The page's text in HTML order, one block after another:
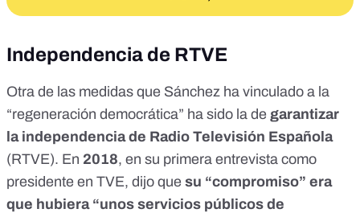
Independencia de RTVE
Otra de las medidas que Sánchez ha vinculado a la
“regeneración democrática” ha sido la de garantizar
la independencia de Radio Televisión Española
(RTVE). En 2018, en su primera entrevista como
presidente en TVE, dijo que su “compromiso” era
que hubiera “unos servicios públicos de